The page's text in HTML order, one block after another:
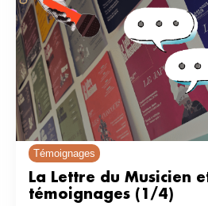
Témoignages
La Lettre du Musicien
témoignages (1/4)